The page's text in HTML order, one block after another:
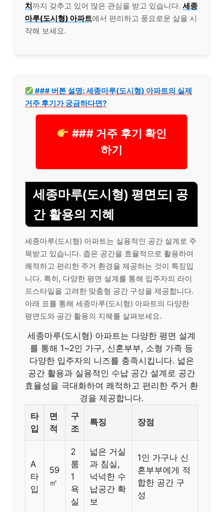
치까지 갖추고 있어 많은 관심을 받고 있습니다. 세종
마루(도시형) 아파트에서 편리하고 풍요로운 삶을 시
작해 보세요.
### 버튼 설명: 세종마루(도시형) 아파트의 실제
거주 후기가 궁금하다면?
### 거주 후기 확인
하기
세종마루(도시형) 평면도| 공
간 활용의 지혜
세종마루(도시형) 아파트는 실용적인 공간 설계로 주
목받고 있습니다. 좁은 공간을 효율적으로 활용하여
쾌적하고 편리한 주거 환경을 제공하는 것이 특징입
니다. 특히, 다양한 평면 설계를 통해 입주자의 라이
프스타일을 고려한 맞춤형 공간 구성을 제공합니다.
아래 표를 통해 세종마루(도시형) 아파트의 다양한
평면도와 공간 활용의 지혜를 살펴보세요.
세종마루(도시형) 아파트는 다양한 평면 설계
를 통해 1~2인 가구, 신혼부부, 소형 가족 등
다양한 입주자의 니즈를 충족시킵니다. 넓은
공간 활용과 실용적인 수납 공간 설계로 공간
효율성을 극대화하여 쾌적하고 편리한 주거 환
경을 제공합니다.
타
입
면
적
구
조
특징 장점
A
타
입
59
㎡
2
룸
1
욕
실
넓은 거실
과 침실,
넉넉한 수
납공간 확
보
1인 가구나 신
혼부부에게 적
합한 공간 구
성